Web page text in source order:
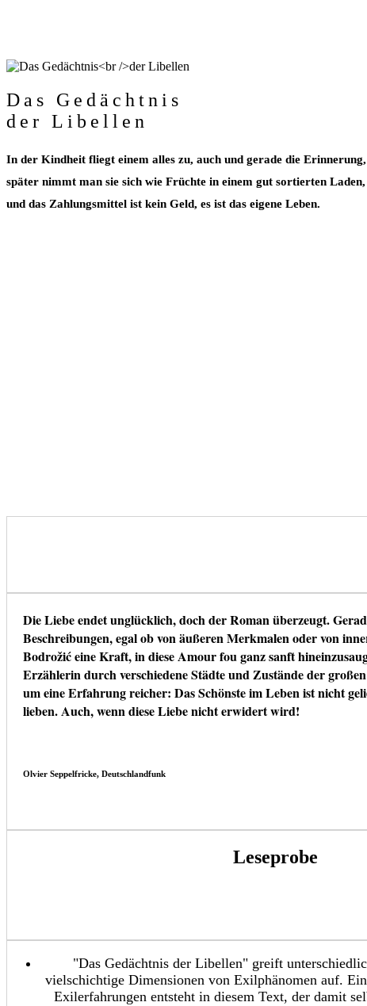
Das Gedächtnis
der Libellen
In der Kindheit fliegt einem alles zu, auch und gerade die Erinnerung,
später nimmt man sie sich wie Früchte in einem gut sortierten Laden,
und das Zahlungsmittel ist kein Geld, es ist das eigene Leben.
Die Liebe endet unglücklich, doch der Roman überzeugt.
Beschreibungen, egal ob von äußeren Merkmalen oder von
Bodrožić eine Kraft, in diese Amour fou ganz sanft
Erzählerin durch verschiedene Städte und Zustände der
um eine Erfahrung reicher: Das Schönste im Leben ist nicht
lieben. Auch, wenn diese Liebe nicht erwidert wird!
Olvier Seppelfricke, Deutschlandfunk
Leseprobe
"Das Gedächtnis der Libellen" greift
vielschichtige Dimensionen von Exilphänomen auf.
Exilerfahrungen entsteht in diesem Text, der damit